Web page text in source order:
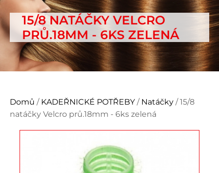
15/8 NATÁČKY VELCRO
PRŮ.18MM - 6KS ZELENÁ
Domů / KADEŘNICKÉ POTŘEBY / Natáčky / 15/8
natáčky Velcro prů.18mm - 6ks zelená